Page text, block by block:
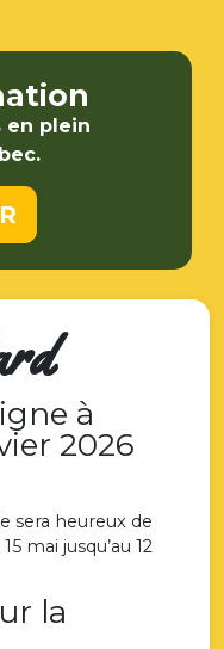
en plein
à
2026
sera heureux de
mai jusqu’au 12
la